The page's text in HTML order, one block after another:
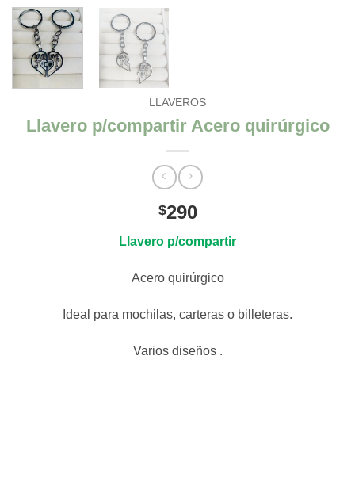
LLAVEROS
Llavero p/compartir Acero quirúrgico
$290
Llavero p/compartir
Acero quirúrgico
Ideal para mochilas, carteras o billeteras.
Varios diseños .